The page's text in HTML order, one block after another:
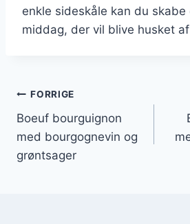
enkle sideskåle kan du skabe
middag, der vil blive husket
Indlægsnavigation
FORRIGE
Boeuf bourguignon
med bourgognevin og
grøntsager